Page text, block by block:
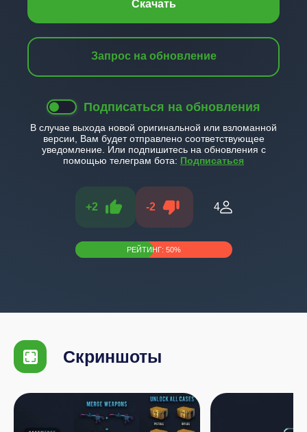
Скачать
Запрос на обновление
Подписаться на обновления
В случае выхода новой оригинальной или взломанной
версии, Вам будет отправлено соответствующее
уведомление. Или подпишитесь на обновления с
помощью телеграм бота: Подписаться
+2 -2 4
РЕЙТИНГ: 50%
Скриншоты